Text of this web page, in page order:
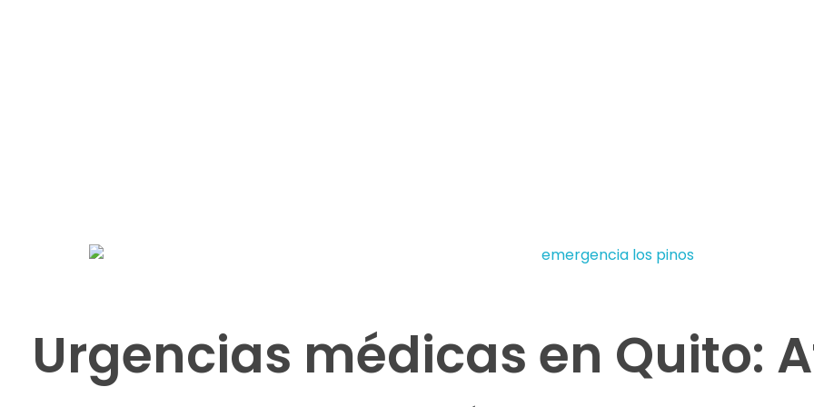
Urgencias médicas en Quito: